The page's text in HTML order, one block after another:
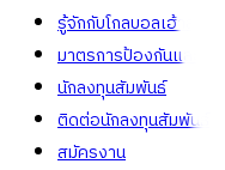
รู้จักกับโกลบอลเฮ้าส์
มาตรการป้องกันและคั
นักลงทุนสัมพันธ์
ติดต่อนักลงทุนสัมพันธ์
สมัครงาน